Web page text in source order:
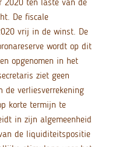
2020 ten laste van de
De fiscale
vrij in de winst. De
wordt op dit
opgenomen in het
ziet geen
verliesverrekening
korte termijn te
in zijn algemeenheid
de liquiditeitspositie